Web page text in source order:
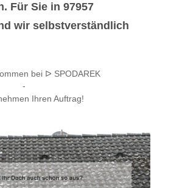
Für Sie in 97957
wir selbstverständlich
bei ᐅ SPODAREK
-
Ihren Auftrag!